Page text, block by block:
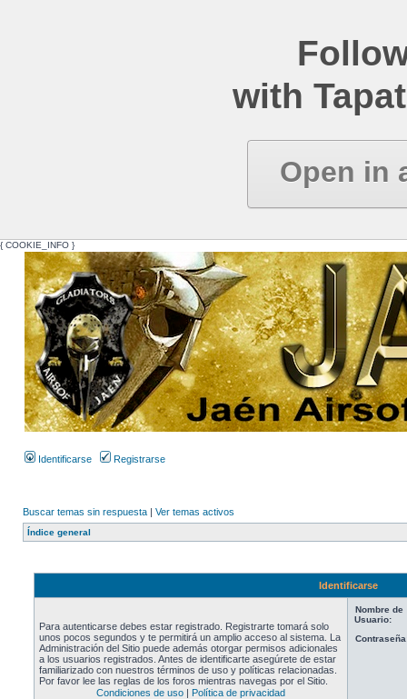
with
Open in
{ COOKIE_INFO }
Identificarse Registrarse
Buscar temas sin respuesta | Ver temas activos
Índice general
Identificarse
Para autenticarse debes estar registrado. Registrarte tomará solo
unos pocos segundos y te permitirá un amplio acceso al sistema. La
Administración del Sitio puede además otorgar permisos adicionales
a los usuarios registrados. Antes de identificarte asegúrete de estar
familiarizado con nuestros términos de uso y políticas relacionadas.
Por favor lee las reglas de los foros mientras navegas por el Sitio.
Condiciones de uso | Política de privacidad
Nombre de
Usuario: